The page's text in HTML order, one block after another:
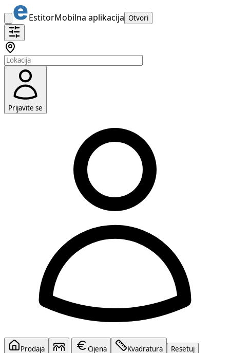
EstitorMobilna aplikacija Otvori
Prijavite se
Prodaja
Cijena Kvadratura Resetuj